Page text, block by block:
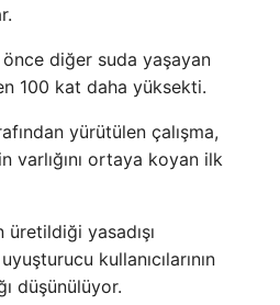
diğer suda yaşayan
100 kat daha yüksekti.
yürütülen çalışma,
varlığını ortaya koyan ilk
yasadışı
kullanıcılarının
düşünülüyor.